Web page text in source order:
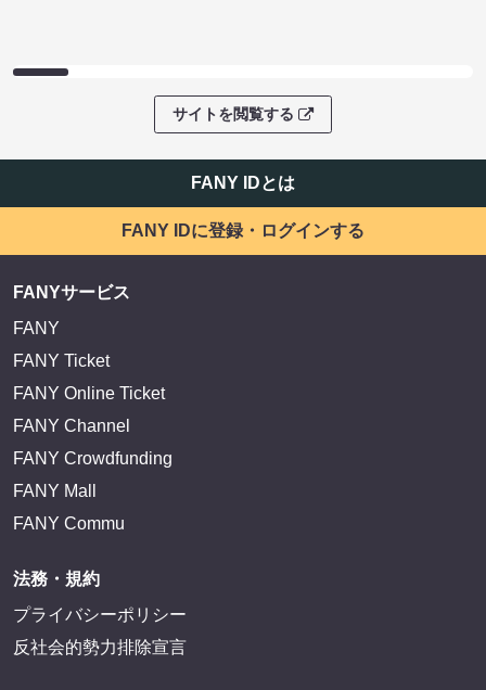
サイトを閲覧する
FANY IDとは
FANY IDに登録・ログインする
FANYサービス
FANY
FANY Ticket
FANY Online Ticket
FANY Channel
FANY Crowdfunding
FANY Mall
FANY Commu
法務・規約
プライバシーポリシー
反社会的勢力排除宣言